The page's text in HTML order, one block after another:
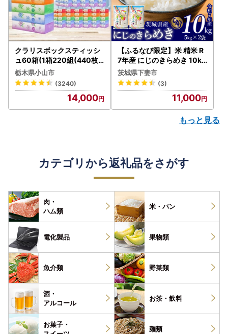
クラリスボックスティッシ
ュ60箱(1箱220組(440枚))
(5個入り×12セット)【配送
不可地域：離島・沖縄県】
【1256759】
栃木県小山市
(3240)
14,000
【ふるなび限定】米 精米 R
7年産 にじのきらめき 10kg
10月 FN-Limited-PR
茨城県下妻市
(3)
11,000
もっと見る
カテゴリから返礼品をさがす
肉・
ハム類
米・パン
電化製品 果物類
魚介類 野菜類
酒・
アルコール
お茶・ 飲料
お菓子・
麺類